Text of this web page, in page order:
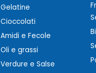
Gelatine
Cioccolati
Amidi e Fecole
Oli e grassi
Verdure e Salse